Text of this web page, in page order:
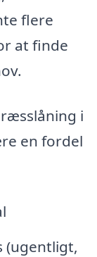
flere
at finde
i
en fordel
(ugentligt,